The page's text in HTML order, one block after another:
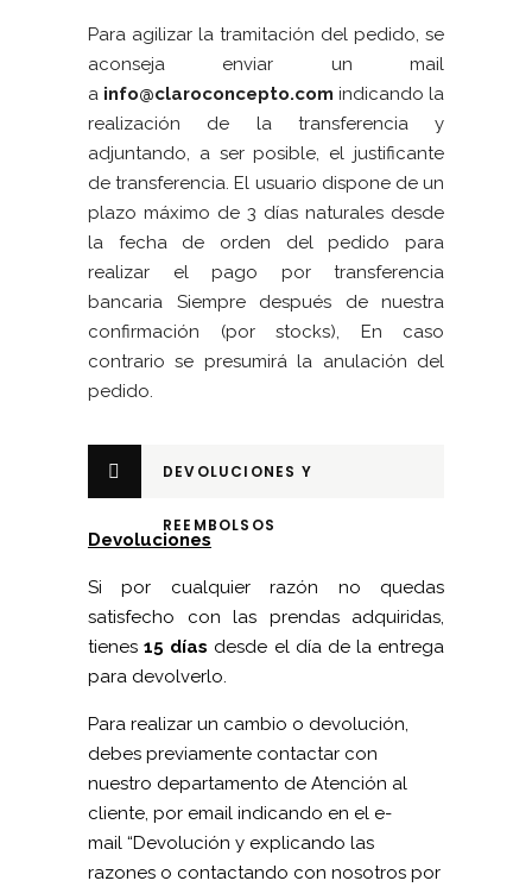
Para agilizar la tramitación del pedido, se
aconseja enviar un mail
a info@claroconcepto.com indicando la
realización de la transferencia y
adjuntando, a ser posible, el justificante
de transferencia. El usuario dispone de un
plazo máximo de 3 días naturales desde
la fecha de orden del pedido para
realizar el pago por transferencia
bancaria Siempre después de nuestra
confirmación (por stocks), En caso
contrario se presumirá la anulación del
pedido.
DEVOLUCIONES Y
REEMBOLSOS
Devoluciones
Si por cualquier razón no quedas
satisfecho con las prendas adquiridas,
tienes15 días desde el día de la entrega
para devolverlo.
Para realizar un cambio o devolución,
debes previamente contactar con
nuestro departamento de Atención al
cliente, por email indicando en el e-
mail “Devolución y explicando las
razones o contactando con nosotros por